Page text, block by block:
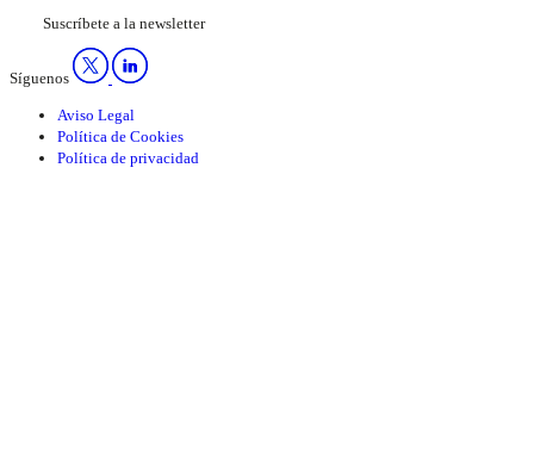
Suscríbete a la newsletter
Síguenos
Aviso Legal
Política de Cookies
Política de privacidad